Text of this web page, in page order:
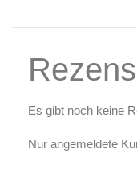
Es gibt noch keine
Nur angemeldete